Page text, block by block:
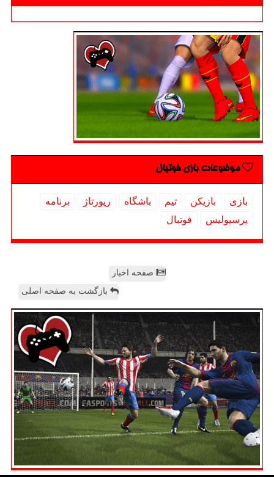
موضوعات بازی فوتبال
بازی بازیكن تیم باشگاه رپورتاژ
برنامه
پرسپولیس
فوتبال
صفحه اخبار
بازگشت به صفحه اصلی